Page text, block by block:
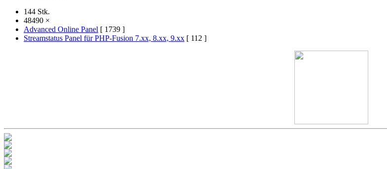
144 Stk.
48490 ×
Advanced Online Panel [ 1739 ]
Streamstatus Panel für PHP-Fusion 7.xx, 8.xx, 9.xx [ 112 ]